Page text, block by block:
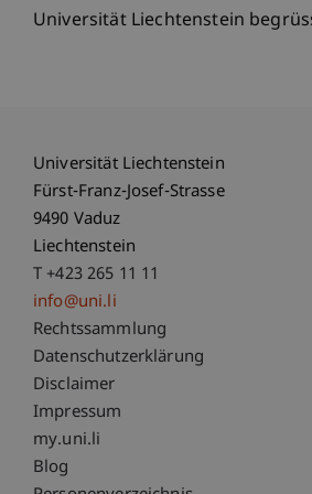
Universität Liechtenstein
Universität Liechtenstein
Fürst-Franz-Josef-Strasse
9490 Vaduz
Liechtenstein
T +423 265 11 11
info@uni.li
Fußzeile Rechtliche
Rechtssammlung
Datenschutzerklärung
Disclaimer
Impressum
Fußzeile Subdomain-
my.uni.li
Blog